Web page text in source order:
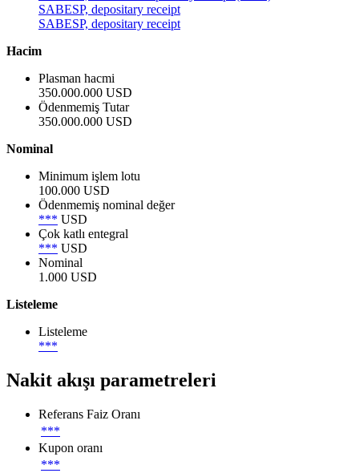
SABESP, depositary receipt
SABESP, depositary receipt
Hacim
Plasman hacmi
350.000.000 USD
Ödenmemiş Tutar
350.000.000 USD
Nominal
Minimum işlem lotu
100.000 USD
Ödenmemiş nominal değer
*** USD
Çok katlı entegral
*** USD
Nominal
1.000 USD
Listeleme
Listeleme
***
Nakit akışı parametreleri
Referans Faiz Oranı
***
Kupon oranı
***